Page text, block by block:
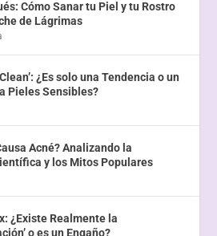
Cómo Sanar tu Piel y tu Rostro
de Lágrimas
¿Es solo una Tendencia o un
Pieles Sensibles?
Acné? Analizando la
y los Mitos Populares
¿Existe Realmente la
o es un Engaño?